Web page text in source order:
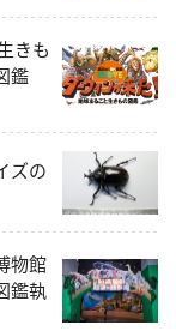
きも
鑑
ズの
物館
鑑執